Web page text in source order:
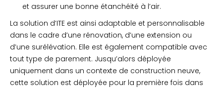
et assurer une bonne étanchéité à l’air.
La solution d’ITE est ainsi adaptable et personnalisable
dans le cadre d’une rénovation, d’une extension ou
d’une surélévation. Elle est également compatible avec
tout type de parement. Jusqu’alors déployée
uniquement dans un contexte de construction neuve,
cette solution est déployée pour la première fois dans